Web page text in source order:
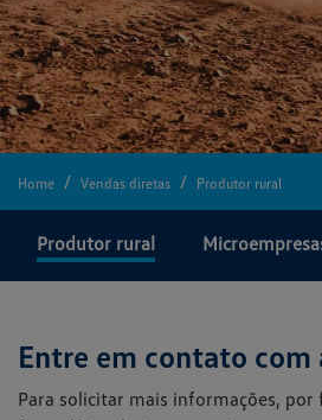
Home Vendas diretas Produtor rural
Produtor rural
Entre em contato com
Para solicitar mais informações, por